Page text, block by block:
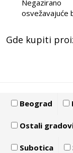
Negazirano
osvežavajuće
Gde kupiti
Beograd
Ostali
Subotica